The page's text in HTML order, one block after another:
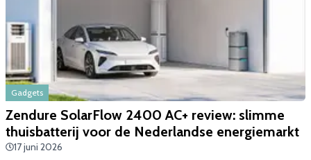
Gadgets
Zendure SolarFlow 2400 AC+ review: slimme
thuisbatterij voor de Nederlandse energiemarkt
17 juni 2026